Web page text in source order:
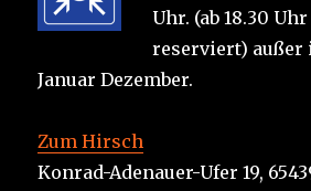
Uhr. (ab 18.30 Uhr
reserviert) außer
Januar Dezember.
Zum Hirsch
Konrad-Adenauer-Ufer 19,